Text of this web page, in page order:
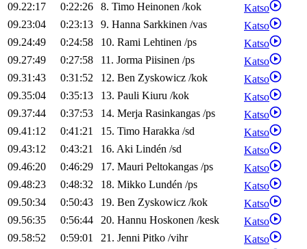
09.22:17
0:22:26 8. Timo Heinonen /kok
Katso
09.23:04
0:23:13 9. Hanna Sarkkinen /vas
Katso
09.24:49
0:24:58 10. Rami Lehtinen /ps
Katso
09.27:49
0:27:58 11. Jorma Piisinen /ps
Katso
09.31:43
0:31:52 12. Ben Zyskowicz /kok
Katso
09.35:04
0:35:13 13. Pauli Kiuru /kok
Katso
09.37:44
0:37:53 14. Merja Rasinkangas /ps
Katso
09.41:12
0:41:21 15. Timo Harakka /sd
Katso
09.43:12
0:43:21 16. Aki Lindén /sd
Katso
09.46:20
0:46:29 17. Mauri Peltokangas /ps
Katso
09.48:23
0:48:32 18. Mikko Lundén /ps
Katso
09.50:34
0:50:43 19. Ben Zyskowicz /kok
Katso
09.56:35
0:56:44 20. Hannu Hoskonen /kesk
Katso
09.58:52
0:59:01 21. Jenni Pitko /vihr
Katso